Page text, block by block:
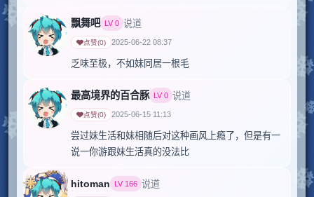
飘舞吧 LV0 说道
点赞(0) 2025-06-22 08:37
乏味至极，不如妹同居一根毛
最高境界的百合豚 LV0 说道
点赞(0) 2025-06-15 11:13
尝过妹生活和妹相随后对这种画风上瘾了，但是有一
说一你游跟妹生活真的没法比
hitoman LV 166 说道